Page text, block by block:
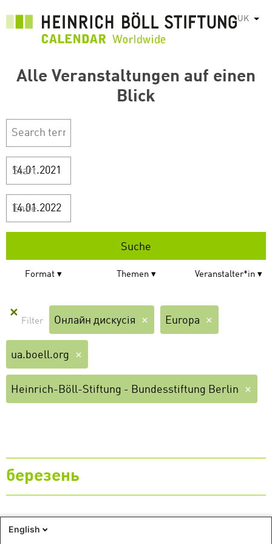
основного
UK
Alle Veranstaltungen auf einen
Blick
Start
Ende
Format Themen Veranstalter*in
✕
Онлайн дискусія Europa
ua.boell.org
Heinrich-Böll-Stiftung - Bundesstiftung Berlin
березень
English